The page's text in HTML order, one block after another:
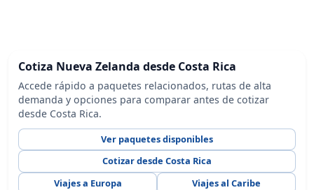
Cotiza Nueva Zelanda desde Costa Rica
Accede rápido a paquetes relacionados, rutas de alta
demanda y opciones para comparar antes de cotizar
desde Costa Rica.
Ver paquetes disponibles
Cotizar desde Costa Rica
Viajes a Europa
Viajes al Caribe